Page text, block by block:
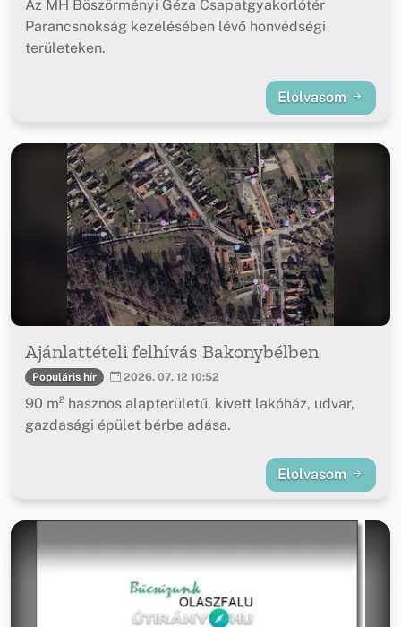
Az MH Böszörményi Géza Csapatgyakorlótér
Parancsnokság kezelésében lévő honvédségi
területeken.
Elolvasom
Ajánlattételi felhívás Bakonybélben
Populáris hír 2026. 07. 12 10:52
90 m² hasznos alapterületű, kivett lakóház, udvar,
gazdasági épület bérbe adása.
Elolvasom